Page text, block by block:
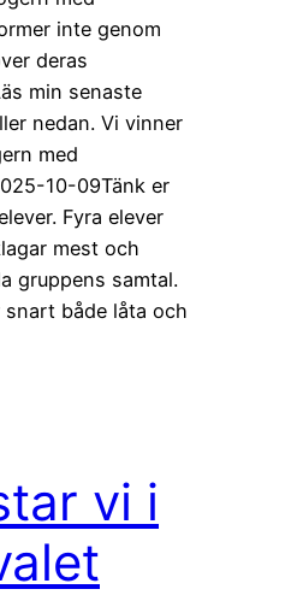
inte genom
deras
min senaste
nedan. Vi vinner
med
10-09Tänk er
Fyra elever
mest och
gruppens samtal.
snart både låta och
vi i